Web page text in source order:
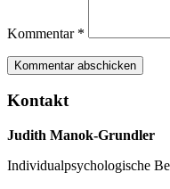
Kommentar *
Kontakt
Judith Manok-Grundler
Individualpsychologische